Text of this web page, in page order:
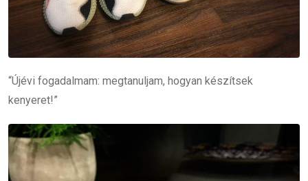
“Újévi fogadalmam: megtanuljam, hogyan készítsek
kenyeret!”